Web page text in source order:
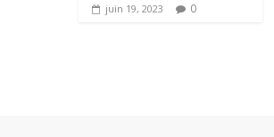
juin 19, 2023 0